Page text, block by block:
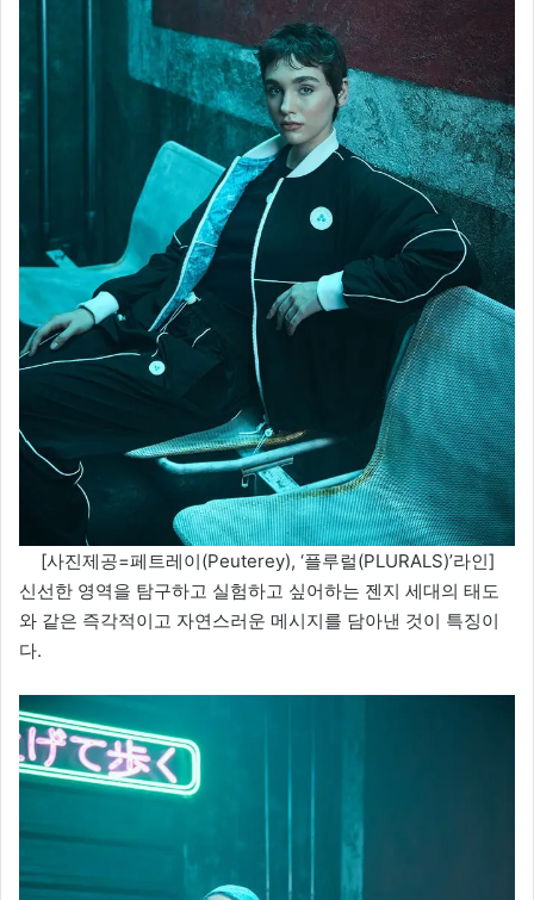
[사진제공=페트레이(Peuterey), ‘플루럴(PLURALS)’라인]
신선한 영역을 탐구하고 실험하고 싶어하는 젠지 세대의 태도
와 같은 즉각적이고 자연스러운 메시지를 담아낸 것이 특징이
다.